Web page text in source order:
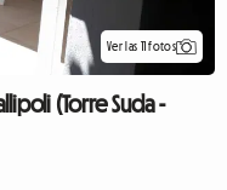
Ver las 11 fotos
(Torre Suda -